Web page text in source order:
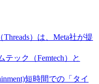
Threads）は、Meta社が提
テック（Femtech）と
短時間での「タイ